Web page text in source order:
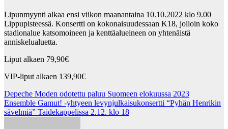
Lipunmyynti alkaa ensi viikon maanantaina 10.10.2022 klo 9.00
Lippupisteessä. Konsertti on kokonaisuudessaan K18, jolloin koko
stadionalue katsomoineen ja kenttäalueineen on yhtenäistä
anniskelualuetta.
Liput alkaen 79,90€
VIP-liput alkaen 139,90€
Post
navigation
Depeche Moden odotettu paluu Suomeen elokuussa 2023
Ensemble Gamut! -yhtyeen levynjulkaisukonsertti “Pyhän Henrikin
sävelmiä” Taidekappelissa 2.12. klo 18